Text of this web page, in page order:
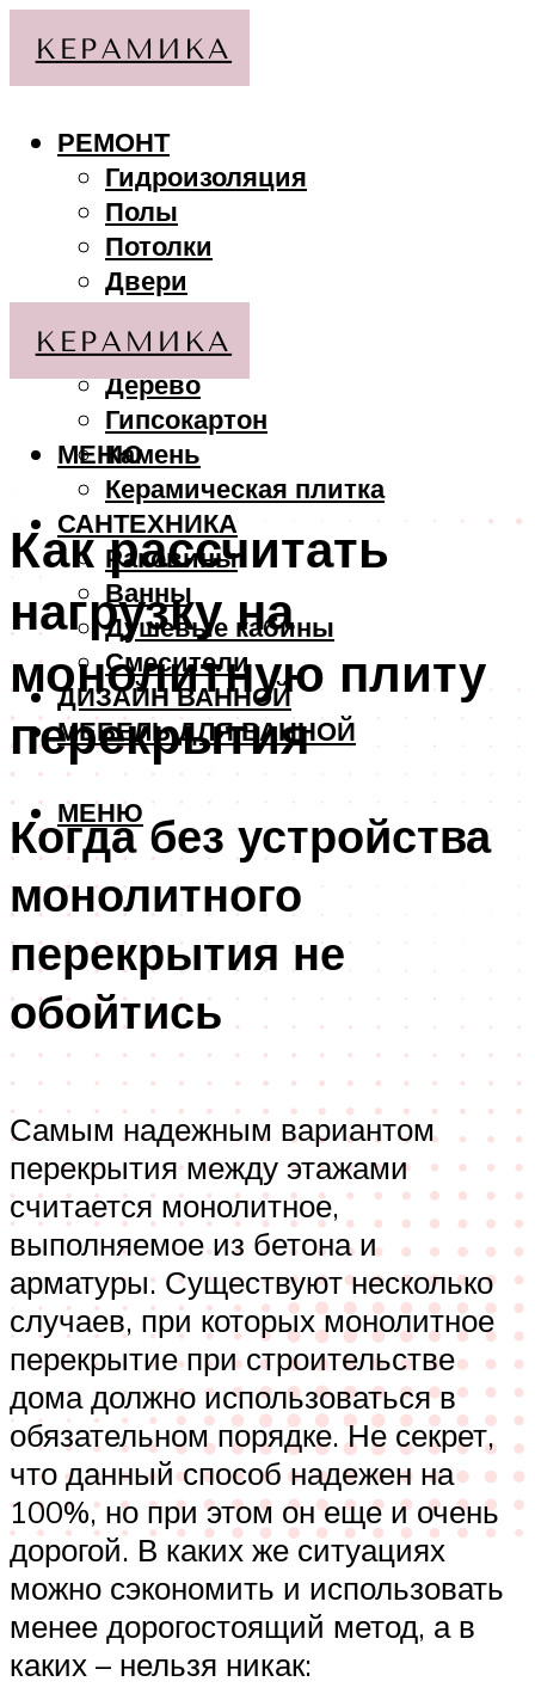
РЕМОНТ
Гидроизоляция
Полы
Потолки
Двери
МАТЕРИАЛЫ
Дерево
Гипсокартон
Камень
Керамическая плитка
САНТЕХНИКА
Раковины
Ванны
Душевые кабины
Смесители
ДИЗАЙН ВАННОЙ
МЕБЕЛЬ ДЛЯ ВАННОЙ
МЕНЮ
МЕНЮ
Как рассчитать
нагрузку на
монолитную плиту
перекрытия
Когда без устройства
монолитного
перекрытия не
обойтись
Самым надежным вариантом
перекрытия между этажами
считается монолитное,
выполняемое из бетона и
арматуры. Существуют несколько
случаев, при которых монолитное
перекрытие при строительстве
дома должно использоваться в
обязательном порядке. Не секрет,
что данный способ надежен на
100%, но при этом он еще и очень
дорогой. В каких же ситуациях
можно сэкономить и использовать
менее дорогостоящий метод, а в
каких – нельзя никак: